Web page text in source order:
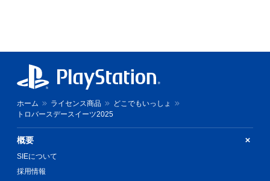
ホーム ライセンス商品
どこでもいっしょ
トロバースデースイーツ2025
概要
SIEについて
採用情報